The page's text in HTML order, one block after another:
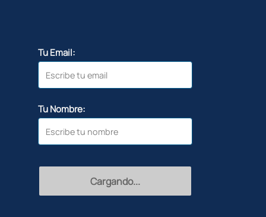
Tu Email:
Tu Nombre:
Recibir